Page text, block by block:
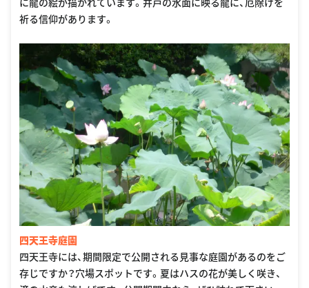
祈る信仰があります。
四天王寺庭園
四天王寺には、期間限定で公開される見事な庭園があるのをご
存じですか？穴場スポットです。夏はハスの花が美しく咲き、